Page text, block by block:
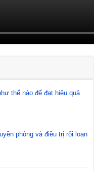
thế nào để đạt hiệu quả
phòng và điều trị rối loạn